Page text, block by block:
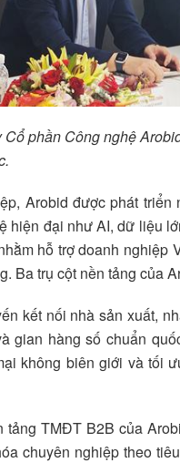
phần Công nghệ
Arobid được phát triển
hiện đại như AI, dữ liệu
hỗ trợ doanh nghiệp
Ba trụ cột nền tảng của
kết nối nhà sản xuất,
gian hàng số chuẩn
không biên giới và tối
TMĐT B2B của
chuyên nghiệp theo